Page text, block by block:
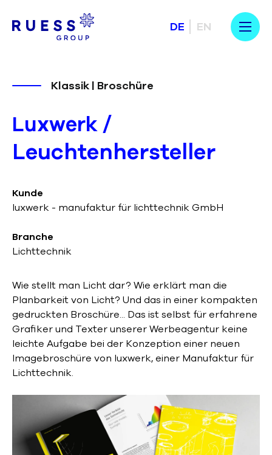
DE EN
Klassik | Broschüre
Luxwerk/
Leuchtenhersteller
Kunde
luxwerk - manufaktur für lichttechnik GmbH
Branche
Lichttechnik
Wie stellt man Licht dar? Wie erklärt man die
Planbarkeit von Licht? Und das in einer kompakten
gedruckten Broschüre... Das ist selbst für erfahrene
Grafiker und Texter unserer Werbeagentur keine
leichte Aufgabe bei der Konzeption einer neuen
Imagebroschüre von luxwerk, einer Manufaktur für
Lichttechnik.